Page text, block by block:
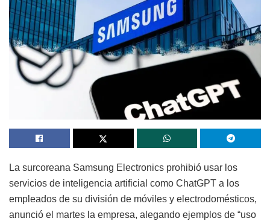
La surcoreana Samsung Electronics prohibió usar los
servicios de inteligencia artificial como ChatGPT a los
empleados de su división de móviles y electrodomésticos,
anunció el martes la empresa, alegando ejemplos de “uso